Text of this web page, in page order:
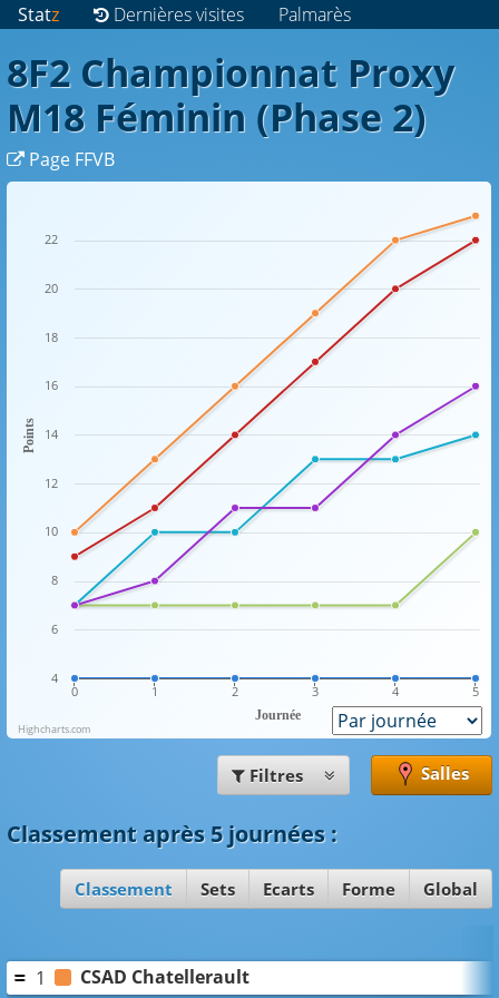
Statz Dernières visites Palmarès
8F2 Championnat Proxy
M18 Féminin (Phase 2)
Page FFVB
Journée
Points
0 1 2 3 4 5
4
6
8
10
12
14
16
18
20
22
Highcharts.com
Filtres Salles
Classement après 5 journées:
Classement Sets Ecarts Forme Global
1 CSAD Chatellerault